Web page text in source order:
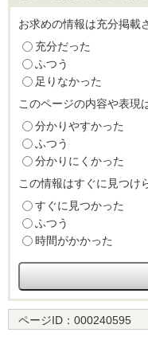
お求めの情報は充分掲載
充分だった
ふつう
足りなかった
このページの内容や表現
分かりやすかった
ふつう
分かりにくかった
この情報はすぐに見つけ
すぐに見つかった
ふつう
時間がかかった
ページID： 000240595